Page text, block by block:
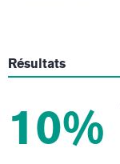
Résultats
10%